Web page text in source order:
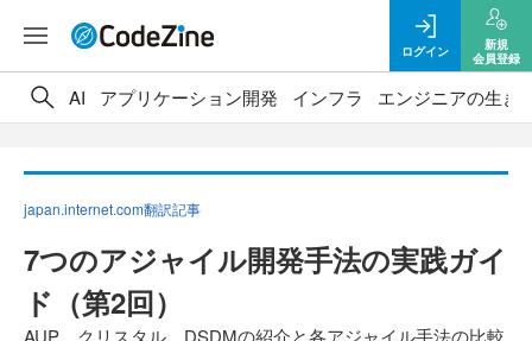
ログイン
新規
会員登録
AI アプリケーション開発 インフラ エンジニアの生き
japan.internet.com翻訳記事
7つのアジャイル開発手法の実践ガイ
ド（第2回）
AUP、クリスタル、DSDMの紹介と各アジャイル手法の比較